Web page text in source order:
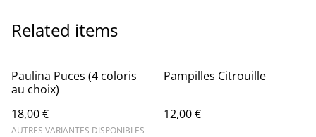
Related items
Paulina Puces (4 coloris
au choix)
18,00 €
AUTRES VARIANTES DISPONIBLES
Pampilles Citrouille
12,00 €